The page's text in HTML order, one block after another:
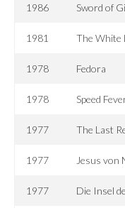
1986 Sword of
1981 The White
1978 Fedora
1978 Speed
1977 The Last
1977 Jesus von
1977 Die Insel